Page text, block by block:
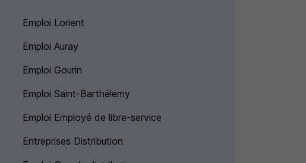
Emploi Lorient
Emploi Auray
Emploi Gourin
Emploi Saint-Barthélemy
Emploi Employé de libre-service
Entreprises Distribution